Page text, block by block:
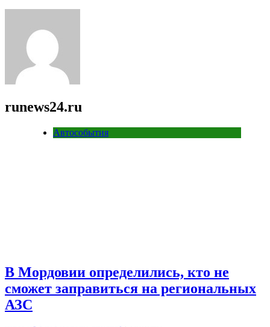
runews24.ru
Автособытия
В Мордовии определились, кто не
сможет заправиться на региональных
АЗС